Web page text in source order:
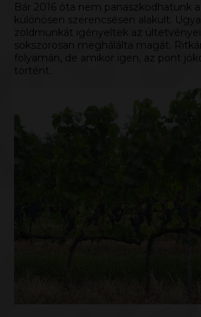
Bár 2016 óta nem panaszkodhatunk
különösen szerencsésen alakult.
zöldmunkát igényeltek az
sokszorosan meghálálta magát.
folyamán, de amikor igen, az pont
történt.